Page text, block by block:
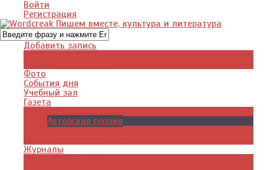
Войти
Регистрация
Добавить запись
Фото
События дня
Учебный зал
Газета
Авторская поэзия
Авторский юмор
Журналы